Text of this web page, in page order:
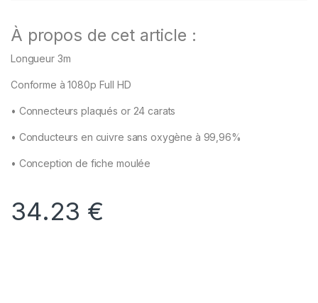
À propos de cet article :
Longueur 3m
Conforme à 1080p Full HD
• Connecteurs plaqués or 24 carats
• Conducteurs en cuivre sans oxygène à 99,96%
• Conception de fiche moulée
34.23 €